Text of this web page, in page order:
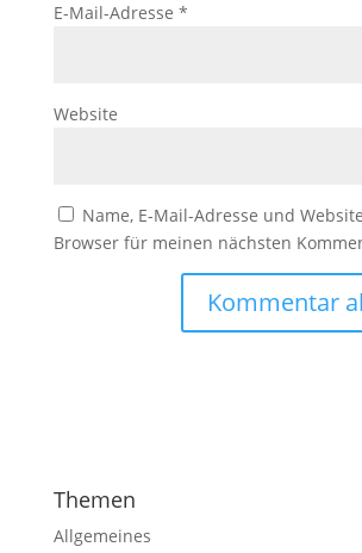
E-Mail-Adresse *
Website
Name, E-Mail-Adresse und
Browser für meinen nächsten
Themen
Allgemeines